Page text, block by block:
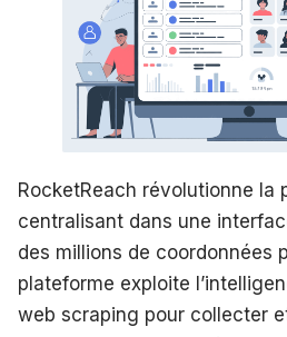
RocketReach révolutionne la
centralisant dans une
des millions de coordonnées
plateforme exploite
web scraping pour collecter